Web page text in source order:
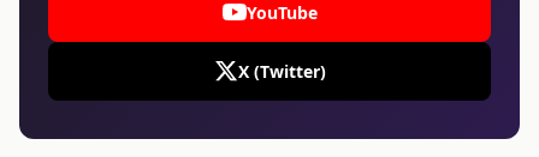
YouTube
X (Twitter)